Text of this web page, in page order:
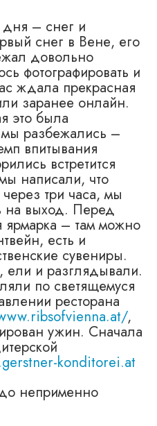
дня – снег и
снег в Вене, его
довольно
фотографировать и
ждала прекрасная
заранее онлайн.
это была
мы разбежались –
впитывания
встретится
написали, что
три часа, мы
на выход. Перед
– там можно
есть и
сувениры.
и разглядывали.
по светящемуся
ресторана
,
ужин. Сначала
konditorei.at
неприменно